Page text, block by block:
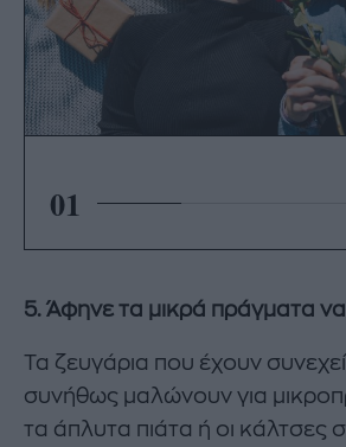
01
5. Άφηνε τα μικρά πράγματα
Τα ζευγάρια που έχουν
συνήθως μαλώνουν για
τα άπλυτα πιάτα ή οι κάλτσες